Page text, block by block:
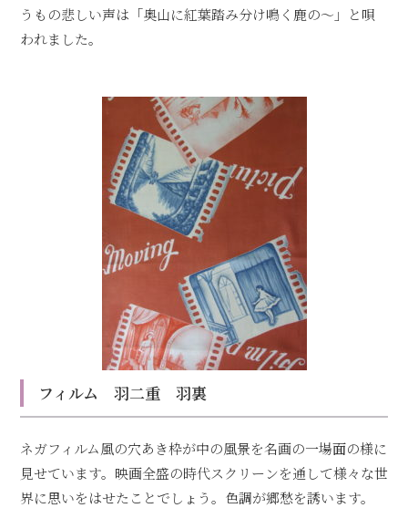
うもの悲しい声は「奥山に紅葉踏み分け鳴く鹿の～」と唄
われました。
フィルム 羽二重 羽裏
ネガフィルム風の穴あき枠が中の風景を名画の一場面の様に
見せています。映画全盛の時代スクリーンを通して様々な世
界に思いをはせたことでしょう。色調が郷愁を誘います。